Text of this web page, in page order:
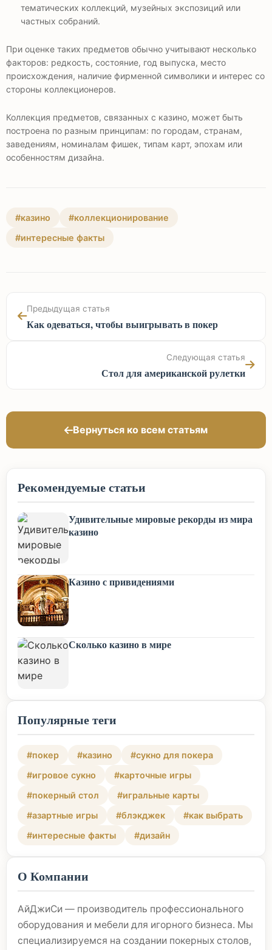
тематических коллекций, музейных экспозиций или
частных собраний.
При оценке таких предметов обычно учитывают несколько
факторов: редкость, состояние, год выпуска, место
происхождения, наличие фирменной символики и интерес со
стороны коллекционеров.
Коллекция предметов, связанных с казино, может быть
построена по разным принципам: по городам, странам,
заведениям, номиналам фишек, типам карт, эпохам или
особенностям дизайна.
#казино
#коллекционирование
#интересные факты
Предыдущая статья
Как одеваться, чтобы выигрывать в покер
Следующая статья
Стол для американской рулетки
Вернуться ко всем статьям
Рекомендуемые статьи
Удивительные мировые рекорды из мира
казино
Казино с привидениями
Сколько казино в мире
Популярные теги
#покер #казино
#сукно для покера
#игровое сукно
#карточные игры
#покерный стол
#игральные карты
#азартные игры
#блэкджек
#как выбрать
#интересные факты
#дизайн
О Компании
АйДжиСи — производитель профессионального
оборудования и мебели для игорного бизнеса. Мы
специализируемся на создании покерных столов,